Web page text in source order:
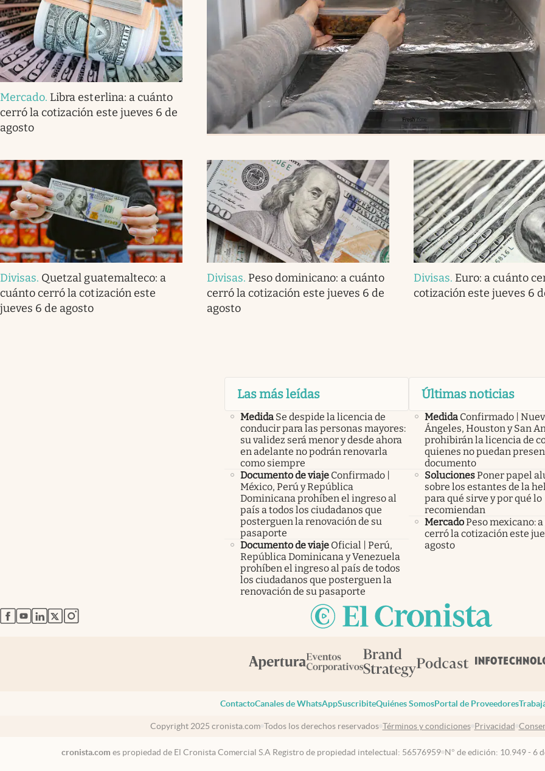
Mercado. Libra esterlina: a cuánto
cerró la cotización este jueves 6 de
agosto
Divisas. Quetzal guatemalteco: a
cuánto cerró la cotización este
jueves 6 de agosto
Divisas. Peso dominicano: a cuánto
cerró la cotización este jueves 6 de
agosto
Divisas. Euro: a cuánto
cotización este jueves 6
Las más leídas
Medida Se despide la licencia de
conducir para las personas mayores:
su validez será menor y desde ahora
en adelante no podrán renovarla
como siempre
Documento de viaje Confirmado |
México, Perú y República
Dominicana prohíben el ingreso al
país a todos los ciudadanos que
posterguen la renovación de su
pasaporte
Documento de viaje Oficial | Perú,
República Dominicana y Venezuela
prohíben el ingreso al país de todos
los ciudadanos que posterguen la
renovación de su pasaporte
Últimas noticias
Medida Confirmado |
Ángeles, Houston y San
prohibirán la licencia de
quienes no puedan
documento
SolucionesPoner papel
sobre los estantes de la
para qué sirve y por qué lo
recomiendan
MercadoPeso mexicano:
cerró la cotización este
agosto
abre en nueva pestaña
abre en nueva pestaña
abre en nueva pestaña
abre en nueva pestaña
abre en nueva pestaña
ContactoCanales de WhatsAppSuscribiteQuiénes SomosPortal de Proveedores
Copyright 2025 cronista.com Todos los derechos reservados Términos y condiciones Privacidad
cronista.com es propiedad de El Cronista Comercial S.A Registro de propiedad intelectual: 56576959 N° de edición: 10.949 - 6